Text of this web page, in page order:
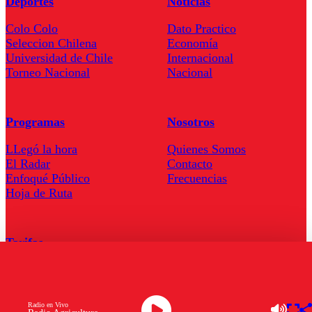
Radio en Vivo
Colo Colo
Seleccion Chilena
Universidad de Chile
Torneo Nacional
Dato Practico
Economía
Internacional
Nacional
Programas
LLegó la hora
El Radar
Enfoqué Público
Hoja de Ruta
Nosotros
Quienes Somos
Contacto
Frecuencias
Tarifas